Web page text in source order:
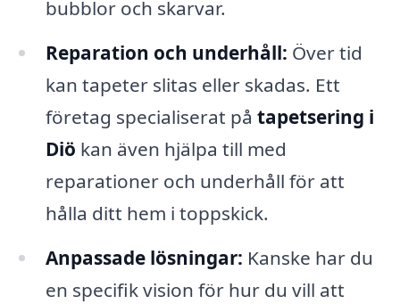
bubblor och skarvar.
Reparation och underhåll: Över tid
kan tapeter slitas eller skadas. Ett
företag specialiserat på tapetsering i
Diö kan även hjälpa till med
reparationer och underhåll för att
hålla ditt hem i toppskick.
Anpassade lösningar: Kanske har du
en specifik vision för hur du vill att